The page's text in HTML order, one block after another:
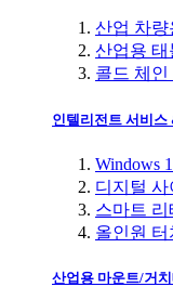
산업 차량
산업용 태
콜드 체인
인텔리전트 서비스
Windows
디지털
스마트 리
올인원
산업용 마운트/거